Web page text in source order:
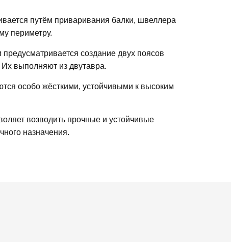
путём приваривания балки, швеллера
периметру.
создание двух поясов
Их выполняют из двутавра.
особо жёсткими, устойчивыми к высоким
возводить прочные и устойчивые
назначения.